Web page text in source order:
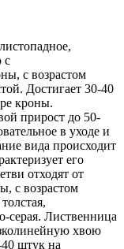
с
с возрастом
Достигает 30-40
кроны.
прирост до 50-
в уходе и
вида происходит
его
отходят от
с возрастом
серая. Лиственница
хвою
штук на